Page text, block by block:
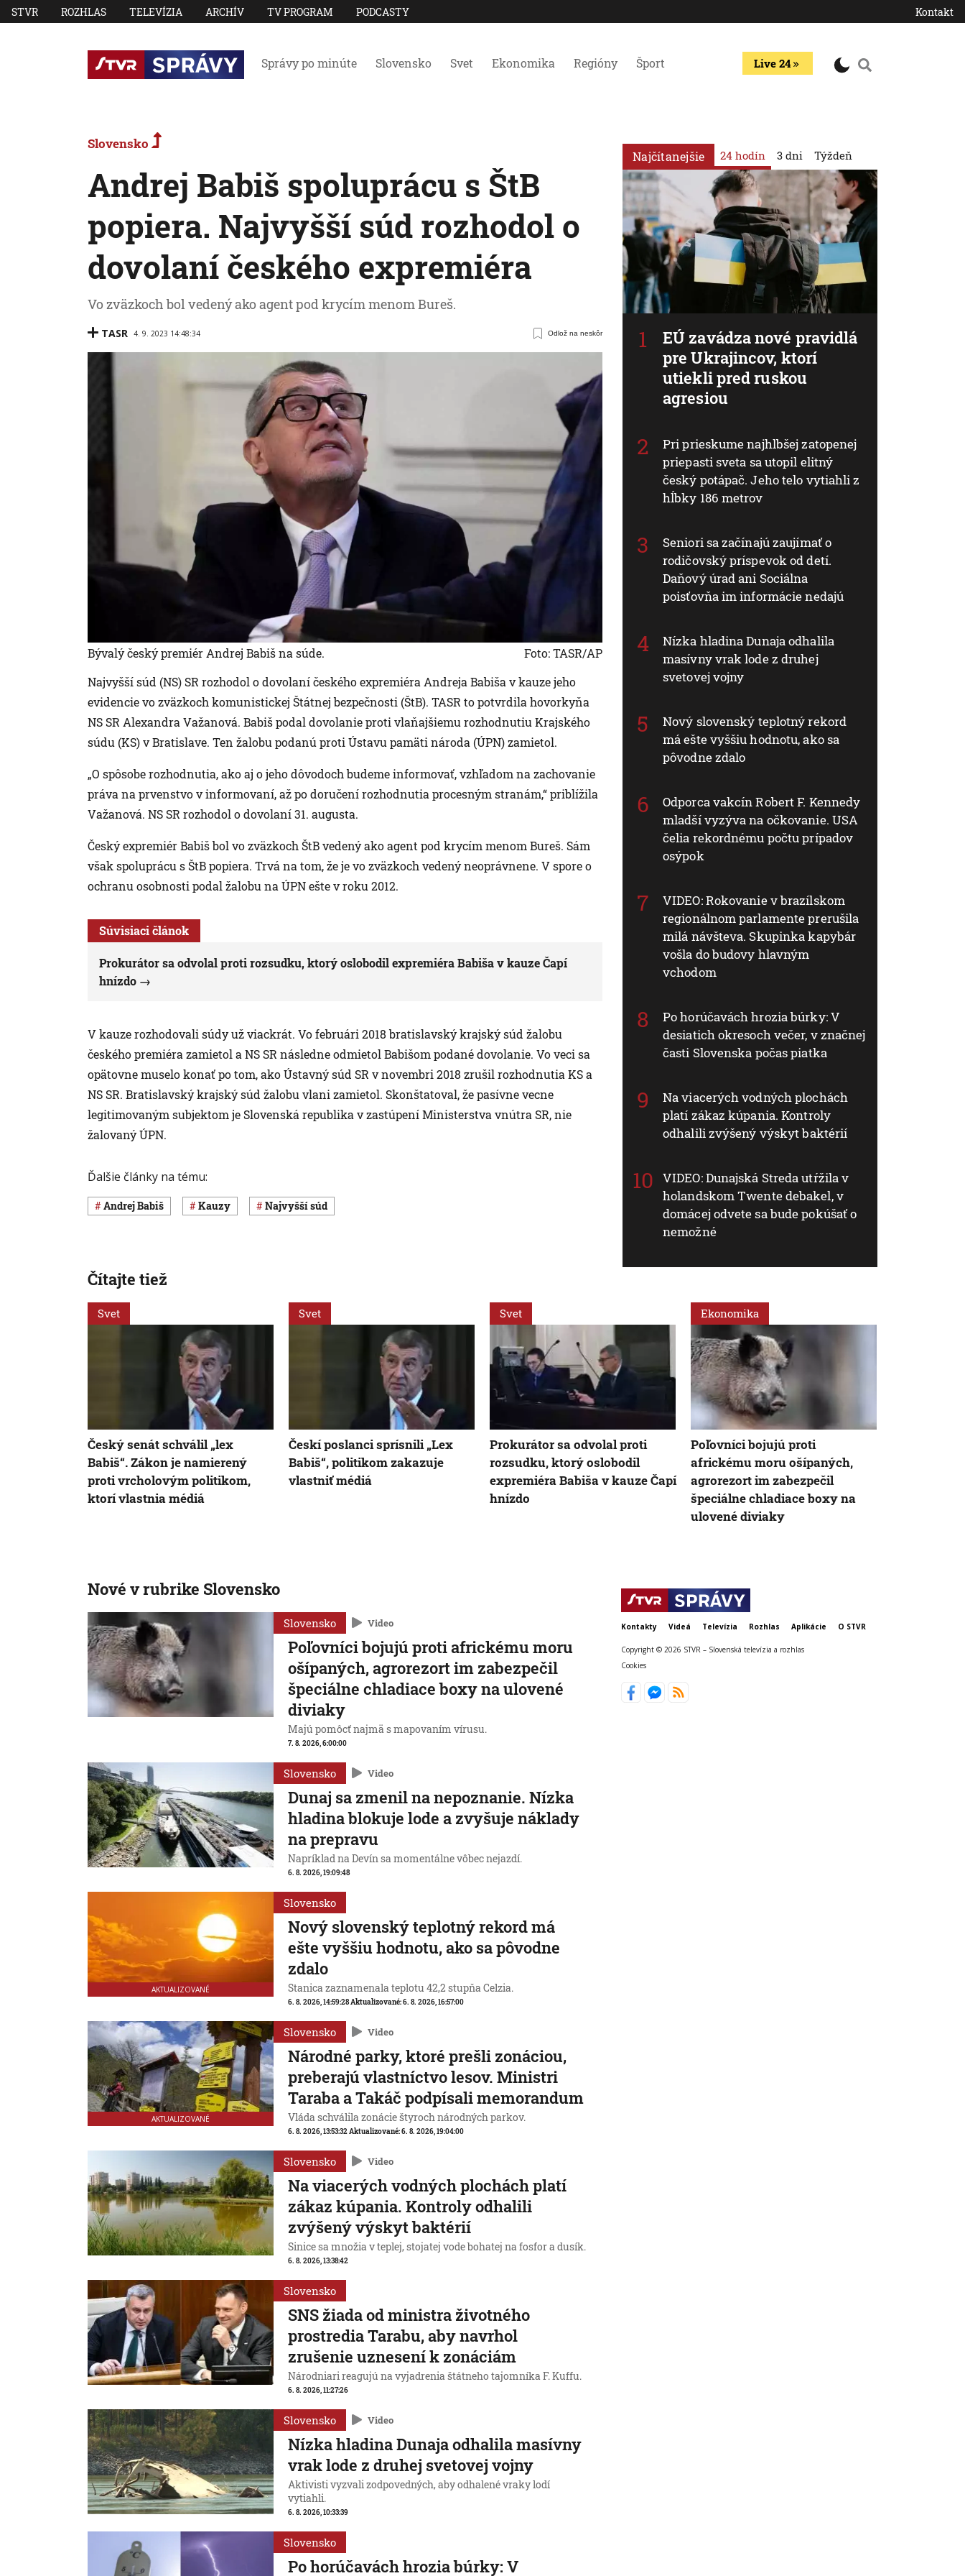
STVR ROZHLAS TELEVÍZIA ARCHÍV TV PROGRAM PODCASTY Kontakt
Správy po minúte Slovensko Svet Ekonomika Regióny Šport Live 24
Slovensko
Andrej Babiš spoluprácu s ŠtB
popiera. Najvyšší súd rozhodol o
dovolaní českého expremiéra
Vo zväzkoch bol vedený ako agent pod krycím menom Bureš.
TASR 4. 9. 2023 14:48:34 Odlož na neskôr
Bývalý český premiér Andrej Babiš na súde.
Foto: TASR/AP
Najvyšší súd (NS) SR rozhodol o dovolaní českého expremiéra Andreja Babiša v kauze jeho
evidencie vo zväzkoch komunistickej Štátnej bezpečnosti (ŠtB). TASR to potvrdila hovorkyňa
NS SR Alexandra Važanová. Babiš podal dovolanie proti vlaňajšiemu rozhodnutiu Krajského
súdu (KS) v Bratislave. Ten žalobu podanú proti Ústavu pamäti národa (ÚPN) zamietol.
„O spôsobe rozhodnutia, ako aj o jeho dôvodoch budeme informovať, vzhľadom na zachovanie
práva na prvenstvo v informovaní, až po doručení rozhodnutia procesným stranám,“ priblížila
Važanová. NS SR rozhodol o dovolaní 31. augusta.
Český expremiér Babiš bol vo zväzkoch ŠtB vedený ako agent pod krycím menom Bureš. Sám
však spoluprácu s ŠtB popiera. Trvá na tom, že je vo zväzkoch vedený neoprávnene. V spore o
ochranu osobnosti podal žalobu na ÚPN ešte v roku 2012.
Súvisiaci článok
Prokurátor sa odvolal proti rozsudku, ktorý oslobodil expremiéra Babiša v kauze Čapí
hnízdo
V kauze rozhodovali súdy už viackrát. Vo februári 2018 bratislavský krajský súd žalobu
českého premiéra zamietol a NS SR následne odmietol Babišom podané dovolanie. Vo veci sa
opätovne muselo konať po tom, ako Ústavný súd SR v novembri 2018 zrušil rozhodnutia KS a
NS SR. Bratislavský krajský súd žalobu vlani zamietol. Skonštatoval, že pasívne vecne
legitimovaným subjektom je Slovenská republika v zastúpení Ministerstva vnútra SR, nie
žalovaný ÚPN.
Ďalšie články na tému:
Andrej Babiš kauzy Najvyšší súd
Najčítanejšie 24 hodín
EÚ zavádza nové pravidlá
pre Ukrajincov, ktorí
utiekli pred ruskou
agresiou
Pri prieskume najhlbšej zatopenej
priepasti sveta sa utopil elitný
český potápač. Jeho telo vytiahli z
hĺbky 186 metrov
Seniori sa začínajú zaujímať o
rodičovský príspevok od detí.
Daňový úrad ani Sociálna
poisťovňa im informácie nedajú
Nízka hladina Dunaja odhalila
masívny vrak lode z druhej
svetovej vojny
Nový slovenský teplotný rekord
má ešte vyššiu hodnotu, ako sa
pôvodne zdalo
Odporca vakcín Robert F. Kennedy
mladší vyzýva na očkovanie. USA
čelia rekordnému počtu prípadov
osýpok
VIDEO: Rokovanie v brazílskom
regionálnom parlamente prerušila
milá návšteva. Skupinka kapybár
vošla do budovy hlavným
vchodom
Po horúčavách hrozia búrky: V
desiatich okresoch večer, v značnej
časti Slovenska počas piatka
Na viacerých vodných plochách
platí zákaz kúpania. Kontroly
odhalili zvýšený výskyt baktérií
VIDEO: Dunajská Streda utŕžila v
holandskom Twente debakel, v
domácej odvete sa bude pokúšať o
nemožné
3 dni Týždeň
Čítajte tiež
Svet
Český senát schválil „lex
Babiš“. Zákon je namierený
proti vrcholovým politikom,
ktorí vlastnia médiá
Svet
Českí poslanci sprísnili „Lex
Babiš“, politikom zakazuje
vlastniť médiá
Svet
Prokurátor sa odvolal proti
rozsudku, ktorý oslobodil
expremiéra Babiša v kauze Čapí
hnízdo
Ekonomika
Poľovníci bojujú proti
africkému moru ošípaných,
agrorezort im zabezpečil
špeciálne chladiace boxy na
ulovené diviaky
Nové v rubrike Slovensko
Slovensko Video
Poľovníci bojujú proti africkému moru
ošípaných, agrorezort im zabezpečil
špeciálne chladiace boxy na ulovené
diviaky
Majú pomôcť najmä s mapovaním vírusu.
7. 8. 2026, 6:00:00
Slovensko Video
Dunaj sa zmenil na nepoznanie. Nízka
hladina blokuje lode a zvyšuje náklady
na prepravu
Napríklad na Devín sa momentálne vôbec nejazdí.
6. 8. 2026, 19:09:48
AKTUALIZOVANÉ
Slovensko
Nový slovenský teplotný rekord má
ešte vyššiu hodnotu, ako sa pôvodne
zdalo
Stanica zaznamenala teplotu 42,2 stupňa Celzia.
6. 8. 2026, 14:59:28Aktualizované:6. 8. 2026, 16:57:00
AKTUALIZOVANÉ
Slovensko Video
Národné parky, ktoré prešli zonáciou,
preberajú vlastníctvo lesov. Ministri
Taraba a Takáč podpísali memorandum
Vláda schválila zonácie štyroch národných parkov.
6. 8. 2026, 13:53:32Aktualizované:6. 8. 2026, 19:04:00
Slovensko Video
Na viacerých vodných plochách platí
zákaz kúpania. Kontroly odhalili
zvýšený výskyt baktérií
Sinice sa množia v teplej, stojatej vode bohatej na fosfor a dusík.
6. 8. 2026, 13:38:42
Slovensko
SNS žiada od ministra životného
prostredia Tarabu, aby navrhol
zrušenie uznesení k zonáciám
Národniari reagujú na vyjadrenia štátneho tajomníka F. Kuffu.
6. 8. 2026, 11:27:26
Slovensko Video
Nízka hladina Dunaja odhalila masívny
vrak lode z druhej svetovej vojny
Aktivisti vyzvali zodpovedných, aby odhalené vraky lodí
vytiahli.
6. 8. 2026, 10:33:39
Slovensko
Po horúčavách hrozia búrky: V
Kontakty Videá Televízia Rozhlas Aplikácie O STVR
Copyright © 2026 STVR – Slovenská televízia a rozhlas
Cookies